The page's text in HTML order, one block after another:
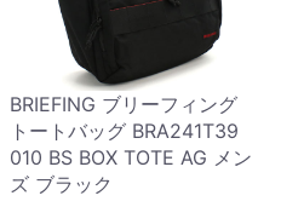
BRIEFING ブリーフィング
トートバッグ BRA241T39
010 BS BOX TOTE AG メン
ズ ブラック